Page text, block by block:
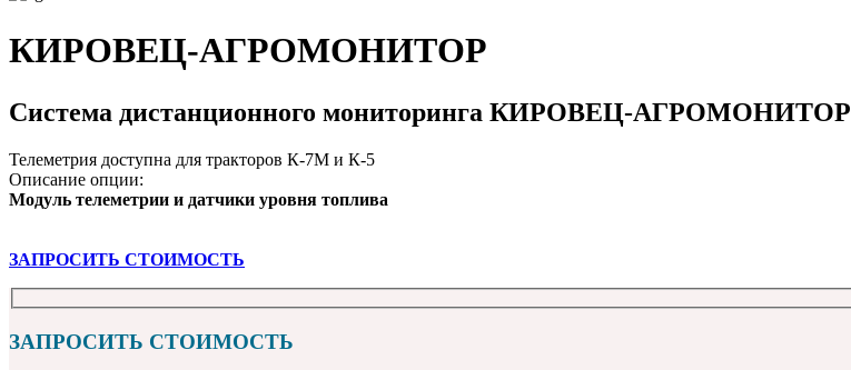
КИРОВЕЦ-АГРОМОНИТОР
Система дистанционного мониторинга КИРОВЕЦ-АГРОМОНИТОР
Телеметрия доступна для тракторов К-7М и К-5
Описание опции:
Модуль телеметрии и датчики уровня топлива
ЗАПРОСИТЬ СТОИМОСТЬ
ЗАПРОСИТЬ СТОИМОСТЬ